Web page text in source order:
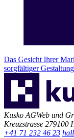
Das Gesicht Ihrer
sorgfältiger
Kusko AGWeb und
Kreuzstrasse 279100
+41 71 232 46 23